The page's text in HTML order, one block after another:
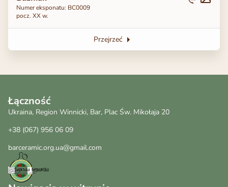
Numer eksponatu: BC0009
pocz. ХХ w.
Przejrzeć
Łączność
Ukraina, Region Winnicki, Bar, Plac Św. Mikołaja 20
+38 (067) 956 06 09
barceramic.org.ua@gmail.com